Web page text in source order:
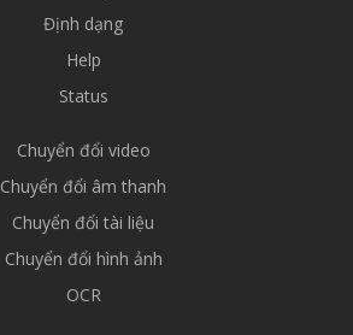
Định dạng
Help
Status
Chuyển đổi video
Chuyển đổi âm thanh
Chuyển đổi tài liệu
Chuyển đổi hình ảnh
OCR